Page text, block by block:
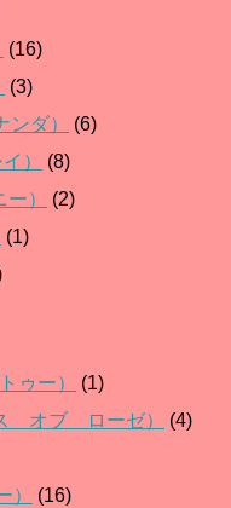
(16)
(3)
ダ）
(6)
）
(8)
）
(2)
(1)
ゥー）
(1)
オブ ローゼ）
(4)
）
(16)